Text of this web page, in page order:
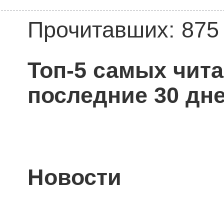
Прочитавших: 875
Топ-5 самых
последние 30
Новости